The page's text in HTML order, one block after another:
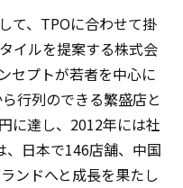
て、TPOに合わせて掛
イルを提案する株式会
セプトが若者を中心に
行列のできる繁盛店と
に達し、2012年には社
日本で146店舗、中国
ンドへと成長を果たし